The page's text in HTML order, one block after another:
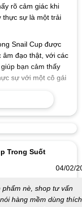
rõ cảm giác khi
thực sự là một trải
Snail Cup được
âm đạo thật, với các
bạn cảm thấy
sự với một cô gái
từ silicon an toàn,
toàn cho sức khỏe
mình trong mỗi
như bể bơi hoặc
Trong Suốt
04/02/
nè, shop tư vấn
hàng mềm dùng